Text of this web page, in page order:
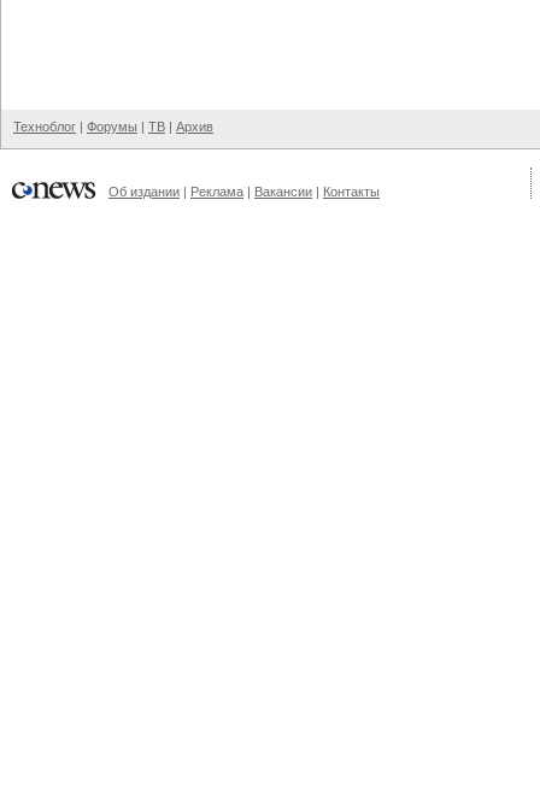
Техноблог | Форумы | ТВ | Архив
Об издании | Реклама | Вакансии | Контакты